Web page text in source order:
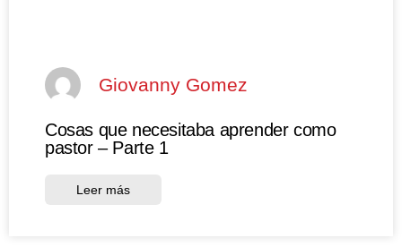
Giovanny Gomez
Cosas que necesitaba aprender como
pastor – Parte 1
Leer más